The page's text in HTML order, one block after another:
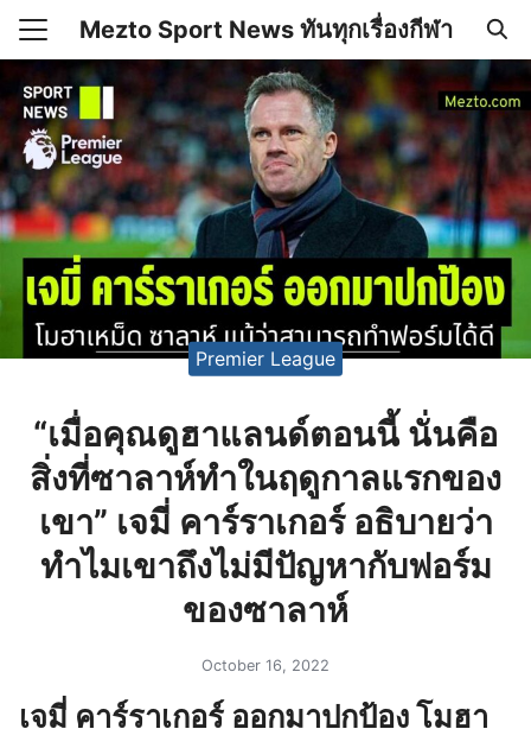
Skip
content
Mezto Sport News ทันทุกเรื่องกีฬา
คลื่อนไหว
Mezto.com เกี่ยวกับเรา
Search
for:
Premier League
“เมื่อคุณดูฮาแลนด์ตอนนี้ นั่นคือ
สิ่งที่ซาลาห์ทำในฤดูกาลแรกของ
เขา” เจมี่ คาร์ราเกอร์ อธิบายว่า
ทำไมเขาถึงไม่มีปัญหากับฟอร์ม
ของซาลาห์
October 16, 2022
เจมี่ คาร์ราเกอร์ ออกมาปกป้อง โมฮา